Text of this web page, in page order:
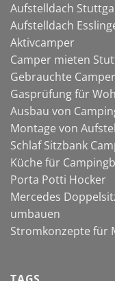
Aufstelldach
Aufstelldach
Aktivcamper
Camper mieten
Gebrauchte
Gasprüfung für
Ausbau von
Montage von
Schlaf Sitzbank
Küche für
Porta Potti Hocker
Mercedes
umbauen
Stromkonzepte für